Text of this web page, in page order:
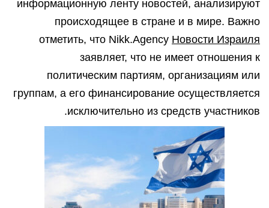
информационную ленту новостей, анализируют
происходящее в стране и в мире. Важно
отметить, что Nikk.Agency Новости Израиля
заявляет, что не имеет отношения к
политическим партиям, организациям или
группам, а его финансирование осуществляется
исключительно из средств участников.